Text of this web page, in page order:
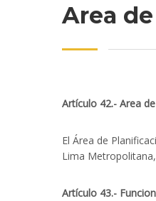
Area
Artículo 42.- Area
El Área de
Lima
Artículo 43.-